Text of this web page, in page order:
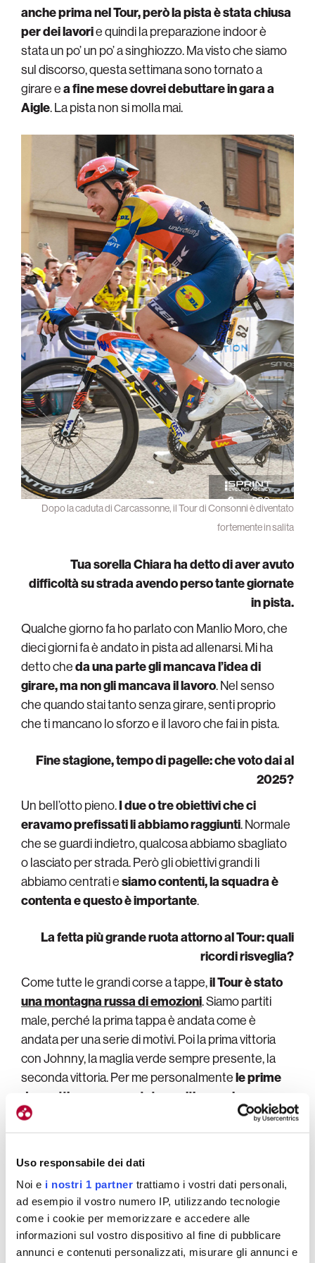
Uso responsabile dei dati
Noi e i nostri 1 partner trattiamo i vostri dati personali,
ad esempio il vostro numero IP, utilizzando tecnologie
come i cookie per memorizzare e accedere alle
informazioni sul vostro dispositivo al fine di pubblicare
annunci e contenuti personalizzati, misurare gli annunci e
anche prima nel Tour, però la pista è stata chiusa
per dei lavorie quindi la preparazione indoor è
stata un po’ un po’ a singhiozzo. Ma visto che siamo
sul discorso, questa settimana sono tornato a
girare ea fine mese dovrei debuttare in gara a
Aigle. La pista non si molla mai.
Dopo la caduta di Carcassonne, il Tour di Consonni è diventato
fortemente in salita
Tua sorella Chiara ha detto di aver avuto
difficoltà su strada avendo perso tante giornate
in pista.
Qualche giorno fa ho parlato con Manlio Moro, che
dieci giorni fa è andato in pista ad allenarsi. Mi ha
detto cheda una parte gli mancava l’idea di
girare, ma non gli mancava il lavoro. Nel senso
che quando stai tanto senza girare, senti proprio
che ti mancano lo sforzo e il lavoro che fai in pista.
Fine stagione, tempo di pagelle: che voto dai al
2025?
Un bell’otto pieno.I due o tre obiettivi che ci
eravamo prefissati li abbiamo raggiunti. Normale
che se guardi indietro, qualcosa abbiamo sbagliato
o lasciato per strada. Però gli obiettivi grandi li
abbiamo centrati esiamo contenti, la squadra è
contenta e questo è importante.
La fetta più grande ruota attorno al Tour: quali
ricordi risveglia?
Come tutte le grandi corse a tappe,il Tour è stato
una montagna russa di emozioni. Siamo partiti
male, perché la prima tappa è andata come è
andata per una serie di motivi. Poi la prima vittoria
con Johnny, la maglia verde sempre presente, la
seconda vittoria. Per me personalmentele prime
due settimane sono state positive anche come
sensazioni, come recupero, come feeling in
corsa. Poi invece, a partire dalla doppia caduta
settimana ho dato poco aiuto in corsa. Ero
devastato e i ragazzi sono stati bravi a sopperire
alle mie mancanze e ad aiutarmi anche nelle
giornate dure.